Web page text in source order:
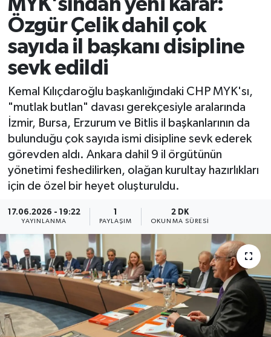
MYK'sından yeni karar:
Özgür Çelik dahil çok
sayıda il başkanı disipline
sevk edildi
Kemal Kılıçdaroğlu başkanlığındaki CHP MYK'sı,
"mutlak butlan" davası gerekçesiyle aralarında
İzmir, Bursa, Erzurum ve Bitlis il başkanlarının da
bulunduğu çok sayıda ismi disipline sevk ederek
görevden aldı. Ankara dahil 9 il örgütünün
yönetimi feshedilirken, olağan kurultay hazırlıkları
için de özel bir heyet oluşturuldu.
17.06.2026 - 19:22
YAYINLANMA
1
PAYLAŞIM
2 DK
OKUNMA SÜRESI